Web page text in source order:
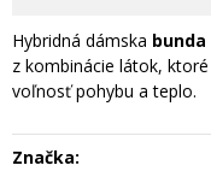
Hybridná dámska bunda
z kombinácie látok,
voľnosť pohybu a teplo.
Značka: